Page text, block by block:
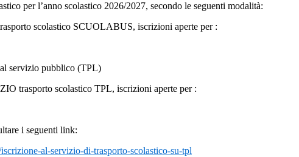
per l’anno scolastico 2026/2027, secondo le seguenti modalità:
scolastico SCUOLABUS, iscrizioni aperte per :
servizio pubblico (TPL)
trasporto scolastico TPL, iscrizioni aperte per :
i seguenti link:
al-servizio-di-trasporto-scolastico-su-tpl